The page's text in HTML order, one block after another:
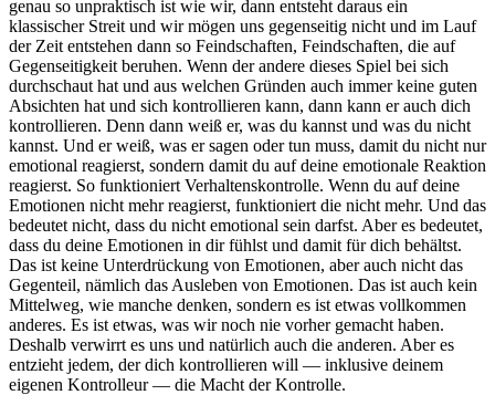
genau so unpraktisch ist wie wir, dann entsteht daraus ein
klassischer Streit und wir mögen uns gegenseitig nicht und im Lauf
der Zeit entstehen dann so Feindschaften, Feindschaften, die auf
Gegenseitigkeit beruhen. Wenn der andere dieses Spiel bei sich
durchschaut hat und aus welchen Gründen auch immer keine guten
Absichten hat und sich kontrollieren kann, dann kann er auch dich
kontrollieren. Denn dann weiß er, was du kannst und was du nicht
kannst. Und er weiß, was er sagen oder tun muss, damit du nicht nur
emotional reagierst, sondern damit du auf deine emotionale Reaktion
reagierst. So funktioniert Verhaltenskontrolle. Wenn du auf deine
Emotionen nicht mehr reagierst, funktioniert die nicht mehr. Und das
bedeutet nicht, dass du nicht emotional sein darfst. Aber es bedeutet,
dass du deine Emotionen in dir fühlst und damit für dich behältst.
Das ist keine Unterdrückung von Emotionen, aber auch nicht das
Gegenteil, nämlich das Ausleben von Emotionen. Das ist auch kein
Mittelweg, wie manche denken, sondern es ist etwas vollkommen
anderes. Es ist etwas, was wir noch nie vorher gemacht haben.
Deshalb verwirrt es uns und natürlich auch die anderen. Aber es
entzieht jedem, der dich kontrollieren will — inklusive deinem
eigenen Kontrolleur — die Macht der Kontrolle.